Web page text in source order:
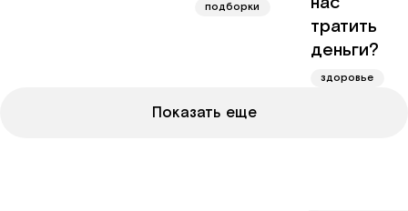
подборки
тратить
деньги?
здоровье
Показать еще